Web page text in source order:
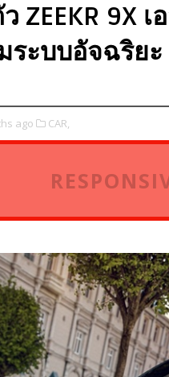
ว ZEEKR
ะบบอัจฉริยะ
ago CAR,